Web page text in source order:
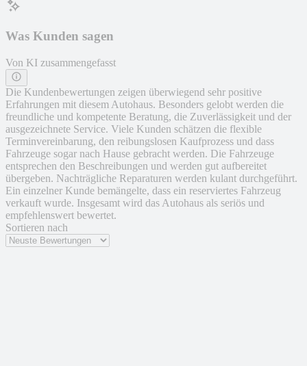
Was Kunden sagen
Von KI zusammengefasst
Die Kundenbewertungen zeigen überwiegend sehr positive
Erfahrungen mit diesem Autohaus. Besonders gelobt werden die
freundliche und kompetente Beratung, die Zuverlässigkeit und der
ausgezeichnete Service. Viele Kunden schätzen die flexible
Terminvereinbarung, den reibungslosen Kaufprozess und dass
Fahrzeuge sogar nach Hause gebracht werden. Die Fahrzeuge
entsprechen den Beschreibungen und werden gut aufbereitet
übergeben. Nachträgliche Reparaturen werden kulant durchgeführt.
Ein einzelner Kunde bemängelte, dass ein reserviertes Fahrzeug
verkauft wurde. Insgesamt wird das Autohaus als seriös und
empfehlenswert bewertet.
Sortieren nach